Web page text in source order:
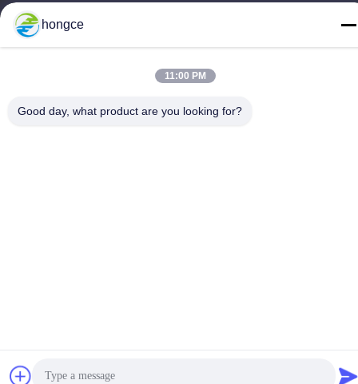
District, Guangzhou
Tel.:
hongce
11:00 PM
Good day, what product are you looking for?